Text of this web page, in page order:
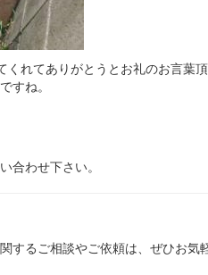
れてありがとうとお礼のお言葉
すね。
合わせ下さい。
するご相談やご依頼は、ぜひお気